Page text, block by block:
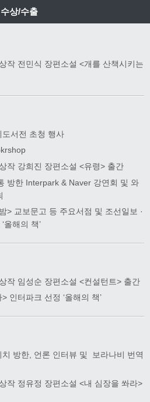
수상/수출
작 전민식 장편소설 <개를 산책시키는
서전 초청 행사
작 강희진 장편소설 <유령> 출간
방한 Interpark & Naver 강연회 및 와
> 교보문고 등 주요서점 및 조선일보 ·
올해의 책’
작 임성순 장편소설 <컨설턴트> 출간
인터파크 선정 ‘올해의 책’
방한, 언론 인터뷰 및 보라나비 번역
작 정유정 장편소설 <내 심장을 쏴라>